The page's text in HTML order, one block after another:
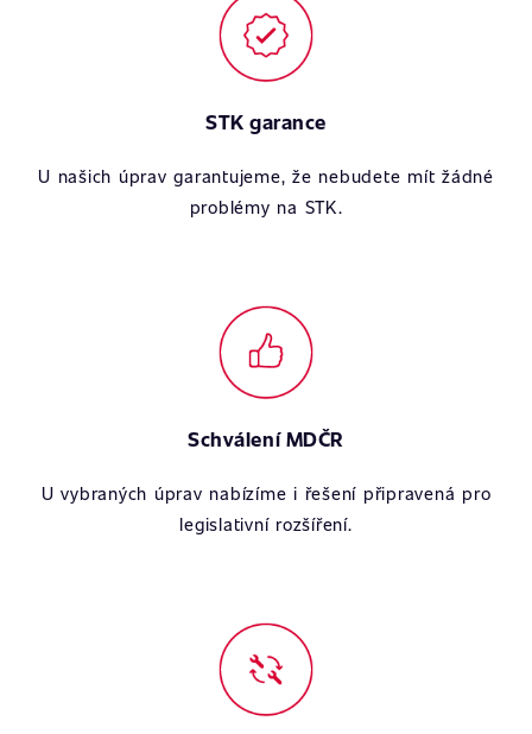
STK garance
U našich úprav garantujeme, že nebudete mít žádné
problémy na STK.
Schválení MDČR
U vybraných úprav nabízíme i řešení připravená pro
legislativní rozšíření.